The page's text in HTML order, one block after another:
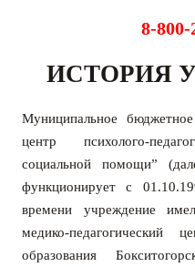
8-800-
ИСТОРИЯ
Муниципальное
центр психолого-
социальной помощи”
функционирует с
времени учреждение
медико-педагогический
образования